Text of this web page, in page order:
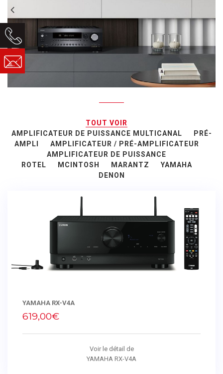
TOUT VOIR
AMPLIFICATEUR DE PUISSANCE MULTICANAL
PRÉ-
AMPLI
AMPLIFICATEUR / PRÉ-AMPLIFICATEUR
AMPLIFICATEUR DE PUISSANCE
ROTEL
MCINTOSH MARANTZ
YAMAHA
DENON
YAMAHA RX-V4A
619,00€
Voir le détail de
YAMAHA RX-V4A